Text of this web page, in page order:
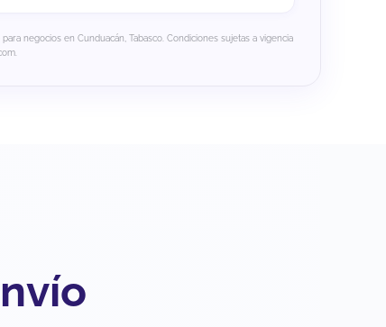
negocios en Cunduacán, Tabasco. Condiciones sujetas a vigencia